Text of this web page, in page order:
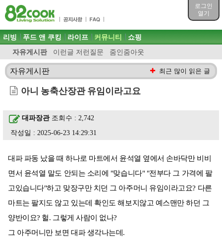
로그인
열기
목차
주메뉴 바로가기
컨텐츠 바로가기
검색 바로가기
로그인 바로가기
주메뉴
리빙 푸드 앤 쿠킹 라이프 커뮤니티
자유게시판 이런글 저런질문 줌인줌아웃
쇼핑
자유게시판 최근 많이 읽은 글
아니 농축산장관 유임이라고요
대파장관조회수 : 2,742
작성일 : 2025-06-23 14:29:31
대파 파동 났을 때 하나로 마트에서 윤석열 옆에서 손바닥만 비비
면서 윤석열 말도 안되는 소리에 "맞습니다" "전부다 그 가격에 팔
고있습니다"하고 맞장구만 치던 그 아주머니 유임이라고요? 다른
마트는 팔지도 않고 있는데 확인도 해보지않고 예스맨만 하던 그
양반이요? 헐. 그렇게 사람이 없나?
그 아주머니만 보면 대파 생각나는데.